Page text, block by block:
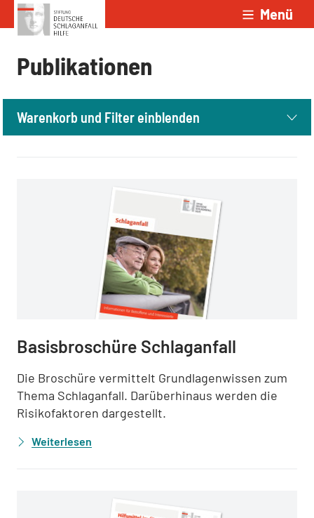
Zum Inhalt springen Menü
Publikationen
Basisbroschüre Schlaganfall
Die Broschüre vermittelt Grundlagenwissen zum
Thema Schlaganfall. Darüberhinaus werden die
Risikofaktoren dargestellt.
Weiterlesen
Warenkorb und Filter einblenden